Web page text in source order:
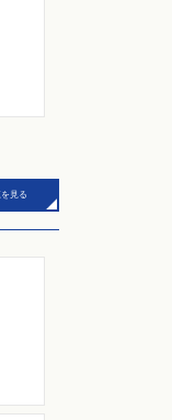
見る